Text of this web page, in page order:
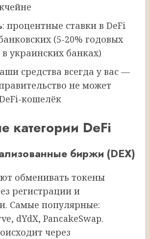
: процентные ставки в DeFi
(5-20% годовых
украинских банках)
средства всегда у вас —
не может
кошелёк
категории DeFi
биржи (DEX)
обменивать токены
регистрации и
Самые популярные:
dYdX, PancakeSwap.
через